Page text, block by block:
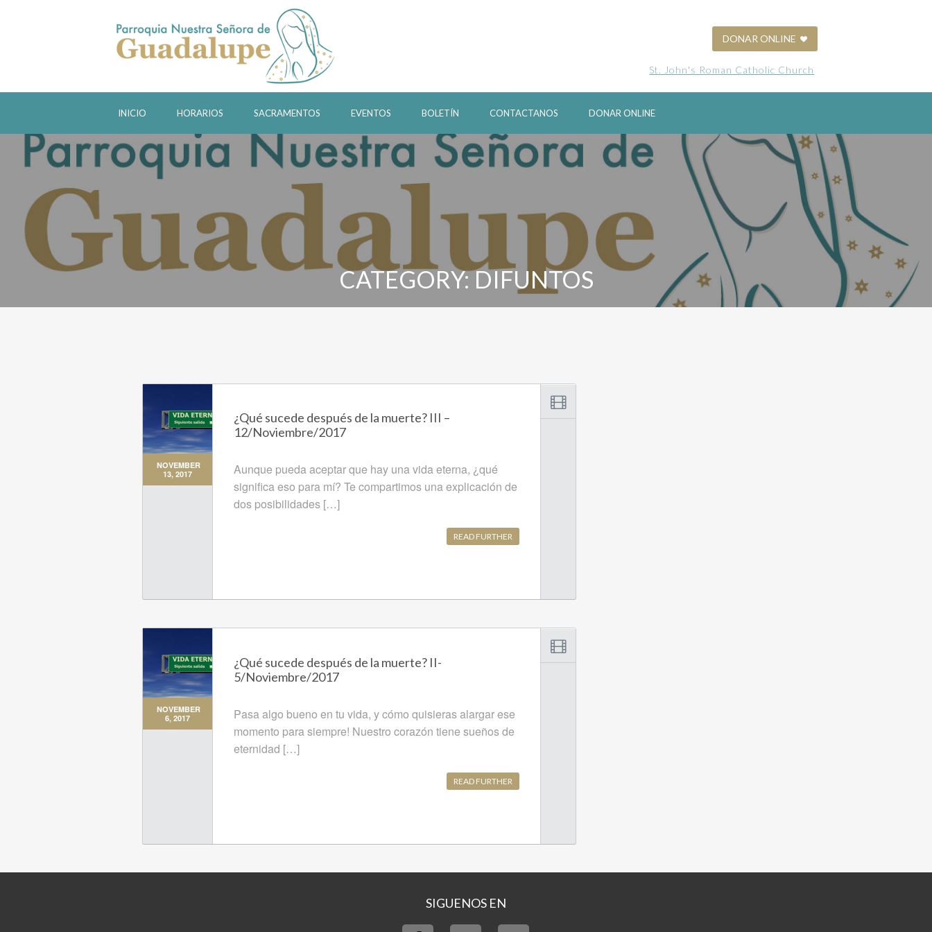
St. John's Roman Catholic Church
INICIO HORARIOS SACRAMENTOS EVENTOS BOLETÍN CONTACTANOS DONAR ONLINE
DONAR ONLINE
CATEGORY: DIFUNTOS
NOVEMBER
13, 2017
¿Qué sucede después de la muerte? III –
12/Noviembre/2017
Aunque pueda aceptar que hay una vida eterna, ¿qué
significa eso para mí? Te compartimos una explicación de
dos posibilidades […]
READ FURTHER
NOVEMBER
6, 2017
¿Qué sucede después de la muerte? II-
5/Noviembre/2017
Pasa algo bueno en tu vida, y cómo quisieras alargar ese
momento para siempre! Nuestro corazón tiene sueños de
eternidad […]
READ FURTHER
SIGUENOS EN